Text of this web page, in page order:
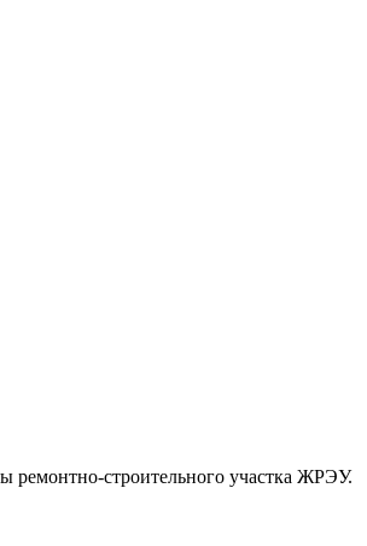
ремонтно-строительного участка ЖРЭУ.